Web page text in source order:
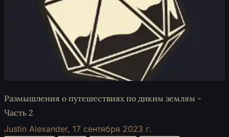
Размышления о путешествиях по диким землям -
Часть 2
Justin Alexander, 17 сентября 2023 г.